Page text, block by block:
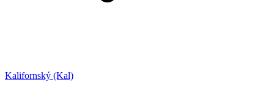
Kalifornský (Kal)